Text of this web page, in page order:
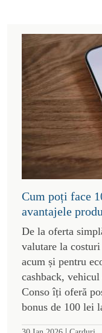
Cum poți face
avantajele
De la oferta
valutare la
acum și pentru
cashback,
Conso îți oferă
bonus de 100 lei